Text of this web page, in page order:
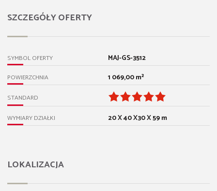
SZCZEGÓŁY OFERTY
SYMBOL OFERTY MAJ-GS-3512
POWIERZCHNIA 1 069,00 m²
STANDARD
WYMIARY DZIAŁKI 20 X 40 X30 X 59 m
LOKALIZACJA